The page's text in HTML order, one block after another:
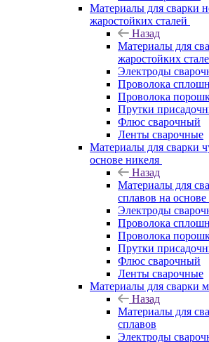
Материалы для сварки
жаростойких сталей
Назад
Материалы для
жаростойких
Электроды
Проволока
Проволока
Прутки
Флюс сварочный
Ленты сварочные
Материалы для сварки
основе никеля
Назад
Материалы для
сплавов на
Электроды
Проволока
Проволока
Прутки
Флюс сварочный
Ленты сварочные
Материалы для сварки
Назад
Материалы для
сплавов
Электроды